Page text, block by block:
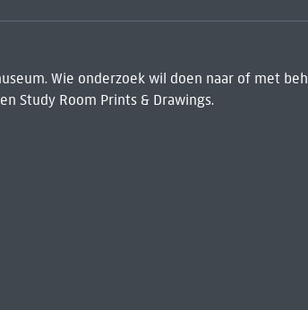
Wie onderzoek wil doen naar of met
Study Room Prints & Drawings.